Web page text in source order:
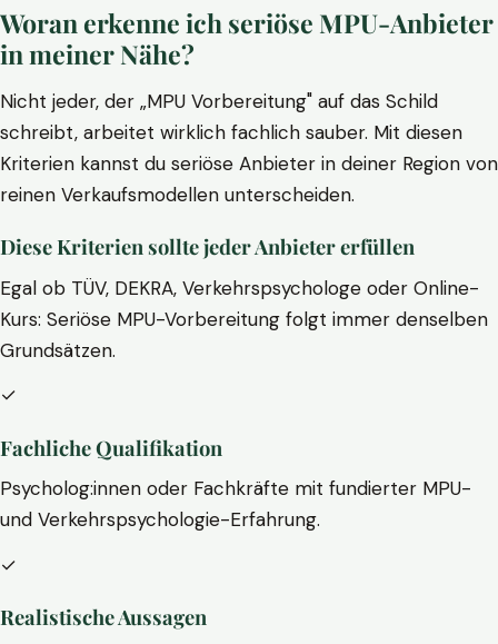
Woran erkenne ich seriöse MPU-Anbieter
in meiner Nähe?
Nicht jeder, der „MPU Vorbereitung" auf das Schild
schreibt, arbeitet wirklich fachlich sauber. Mit diesen
Kriterien kannst du seriöse Anbieter in deiner Region von
reinen Verkaufsmodellen unterscheiden.
Diese Kriterien sollte jeder Anbieter erfüllen
Egal ob TÜV, DEKRA, Verkehrspsychologe oder Online-
Kurs: Seriöse MPU-Vorbereitung folgt immer denselben
Grundsätzen.
✓
Fachliche Qualifikation
Psycholog:innen oder Fachkräfte mit fundierter MPU-
und Verkehrspsychologie-Erfahrung.
✓
Realistische Aussagen